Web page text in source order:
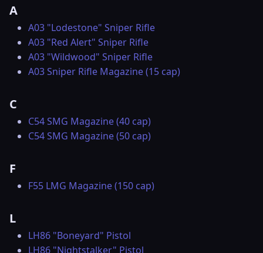
A
A03 "Lodestone" Sniper Rifle
A03 "Red Alert" Sniper Rifle
A03 "Wildwood" Sniper Rifle
A03 Sniper Rifle Magazine (15 cap)
C
C54 SMG Magazine (40 cap)
C54 SMG Magazine (50 cap)
F
F55 LMG Magazine (150 cap)
L
LH86 "Boneyard" Pistol
LH86 "Nightstalker" Pistol